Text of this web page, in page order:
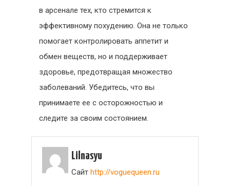
в арсенале тех, кто стремится к
эффективному похудению. Она не только
помогает контролировать аппетит и
обмен веществ, но и поддерживает
здоровье, предотвращая множество
заболеваний. Убедитесь, что вы
принимаете ее с осторожностью и
следите за своим состоянием.
Lilnasyu
Сайт http://voguequeen.ru